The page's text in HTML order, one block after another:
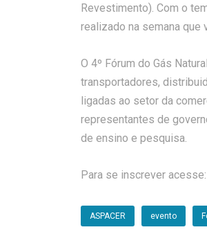
Revestimento). Com o
realizado na semana que
O 4º Fórum do Gás
transportadores,
ligadas ao setor da
representantes de
de ensino e pesquisa.
Para se inscrever acesse:
ASPACER evento